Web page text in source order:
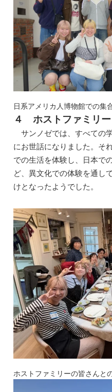
日系アメリカ人博物館での集
４ ホストファミリ
サンノゼでは、すべての
にお世話になりました。そ
での生活を体験し、日本で
ど、異文化での体験を通し
けとなったようでした。
ホストファミリーの皆さんと